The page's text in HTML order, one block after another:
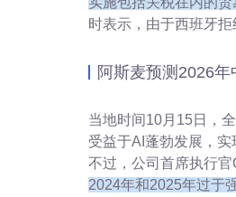
时表示，由于西班牙拒
阿斯麦预测2026
当地时间10月15日，
受益于AI蓬勃发展，实
不过，公司首席执行官
2024年和2025年过于